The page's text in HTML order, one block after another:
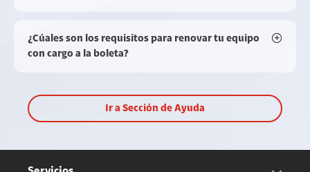
¿Cúales son los requisitos para renovar tu equipo
con cargo a la boleta?
Ir a Sección de Ayuda